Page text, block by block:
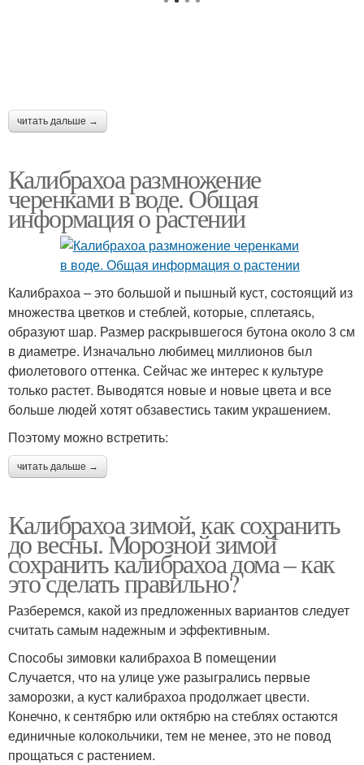
читать дальше →
Калибрахоа размножение
черенками в воде. Общая
информация о растении
Калибрахоа – это большой и пышный куст, состоящий из
множества цветков и стеблей, которые, сплетаясь,
образуют шар. Размер раскрывшегося бутона около 3 см
в диаметре. Изначально любимец миллионов был
фиолетового оттенка. Сейчас же интерес к культуре
только растет. Выводятся новые и новые цвета и все
больше людей хотят обзавестись таким украшением.
Поэтому можно встретить:
читать дальше →
Калибрахоа зимой, как сохранить
до весны. Морозной зимой
сохранить калибрахоа дома – как
это сделать правильно?
Разберемся, какой из предложенных вариантов следует
считать самым надежным и эффективным.
Способы зимовки калибрахоа В помещении
Случается, что на улице уже разыгрались первые
заморозки, а куст калибрахоа продолжает цвести.
Конечно, к сентябрю или октябрю на стеблях остаются
единичные колокольчики, тем не менее, это не повод
прощаться с растением.